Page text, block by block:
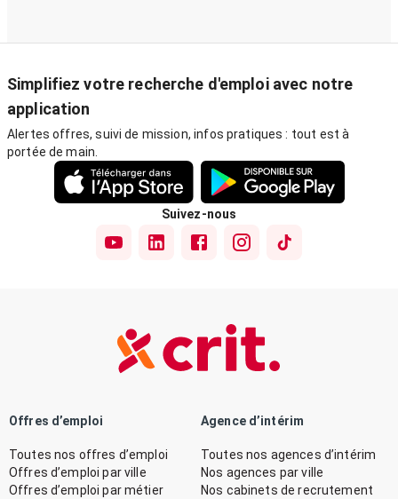
Simplifiez votre recherche d'emploi avec notre
application
Alertes offres, suivi de mission, infos pratiques : tout est à
portée de main.
Suivez-nous
Offres d’emploi
Toutes nos offres d’emploi
Offres d’emploi par ville
Offres d’emploi par métier
Agence d’intérim
Toutes nos agences d’intérim
Nos agences par ville
Nos cabinets de recrutement